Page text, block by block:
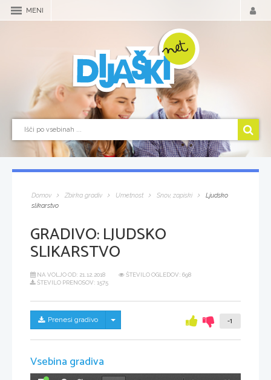
MENI
Domov Zbirka gradiv Umetnost Snov, zapiski
Ljudsko
slikarstvo
GRADIVO:LJUDSKO
SLIKARSTVO
NA VOLJO OD: 21.12.2018
ŠTEVILO OGLEDOV: 698
ŠTEVILO PRENOSOV: 1575
Prenesi gradivo Skrij/prikaži meni -1
Vsebina gradiva